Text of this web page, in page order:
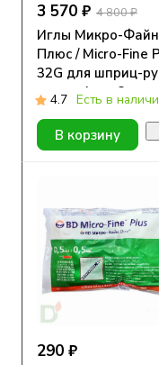
3 570 ₽ 4 800 ₽
Иглы Микро-Файн
Плюс / Micro-Fine
32G для шприц-
длина 4 мм, 3 уп. по
100 шт.
4.7 Есть в
В корзину
290 ₽